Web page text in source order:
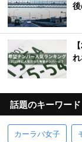
話題のキーワード
カーラバ女子